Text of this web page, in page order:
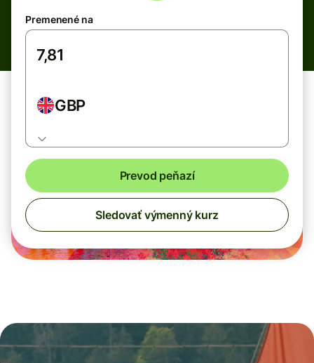
Premenené na
GBP
Prevod peňazí
Sledovať výmenný kurz